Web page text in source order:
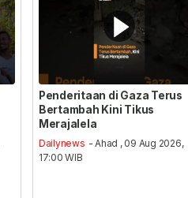
Penderitaan di Gaza Terus
Bertambah Kini Tikus
Merajalela
Dailynews - Ahad , 09 Aug 2026,
17:00 WIB